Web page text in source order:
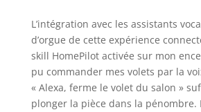
L’intégration avec les assistants
d’orgue de cette expérience
skill HomePilot activée sur mon
pu commander mes volets par la
« Alexa, ferme le volet du salon »
plonger la pièce dans la pénombre.